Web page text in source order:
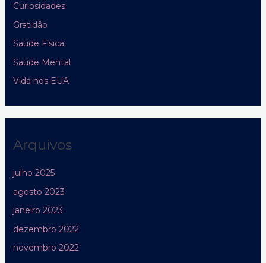
Curiosidades
Gratidão
Saúde Física
Saúde Mental
Vida nos EUA
Arquivos
julho 2025
agosto 2023
janeiro 2023
dezembro 2022
novembro 2022